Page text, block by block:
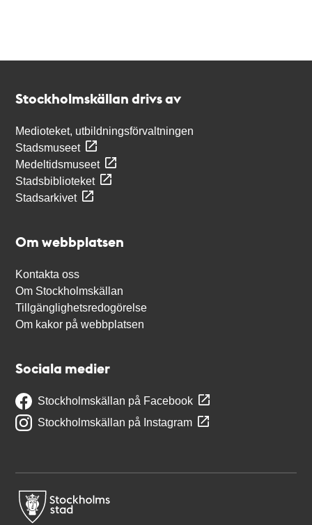
Stockholmskällan drivs av
Medioteket, utbildningsförvaltningen
Stadsmuseet
Medeltidsmuseet
Stadsbiblioteket
Stadsarkivet
Om webbplatsen
Kontakta oss
Om Stockholmskällan
Tillgänglighetsredogörelse
Om kakor på webbplatsen
Sociala medier
Stockholmskällan på Facebook
Stockholmskällan på Instagram